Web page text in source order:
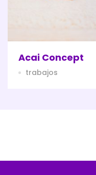
Acai Concept
trabajos